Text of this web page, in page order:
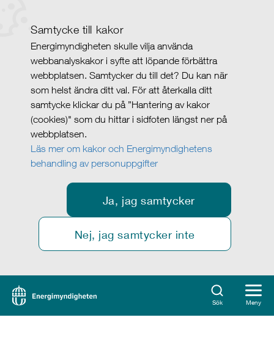
Samtycke till kakor
Energimyndigheten skulle vilja använda
webbanalyskakor i syfte att löpande förbättra
webbplatsen. Samtycker du till det? Du kan när
som helst ändra ditt val. För att återkalla ditt
samtycke klickar du på ”Hantering av kakor
(cookies)" som du hittar i sidfoten längst ner på
webbplatsen.
Läs mer om kakor och Energimyndighetens
behandling av personuppgifter
Ja, jag samtycker
Nej, jag samtycker inte
Sök Meny